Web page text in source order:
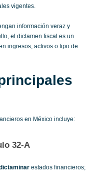
vigentes.
información veraz y
el dictamen fiscal es un
ingresos, activos o tipo de
en México incluye:
32‑A
estados financieros;